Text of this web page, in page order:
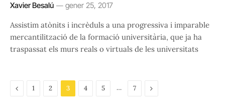
Xavier Besalú gener 25, 2017
Assistim atònits i incrèduls a una progressiva i imparable
mercantilització de la formació universitària, que ja ha
traspassat els murs reals o virtuals de les universitats
Previous
1 2 3 4 5 … 7 Next